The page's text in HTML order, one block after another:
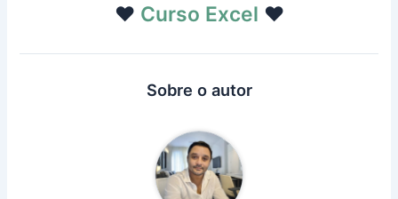
❤️️ Curso Excel ❤️️
Sobre o autor